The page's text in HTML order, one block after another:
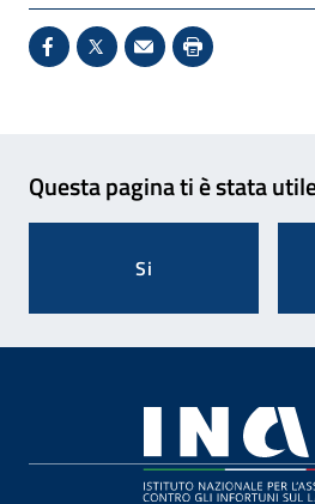
Condividi su Facebook -
X - Sito esterno -
Invio Mail: apre il
Stampa
Questa pagina ti è stata
Si